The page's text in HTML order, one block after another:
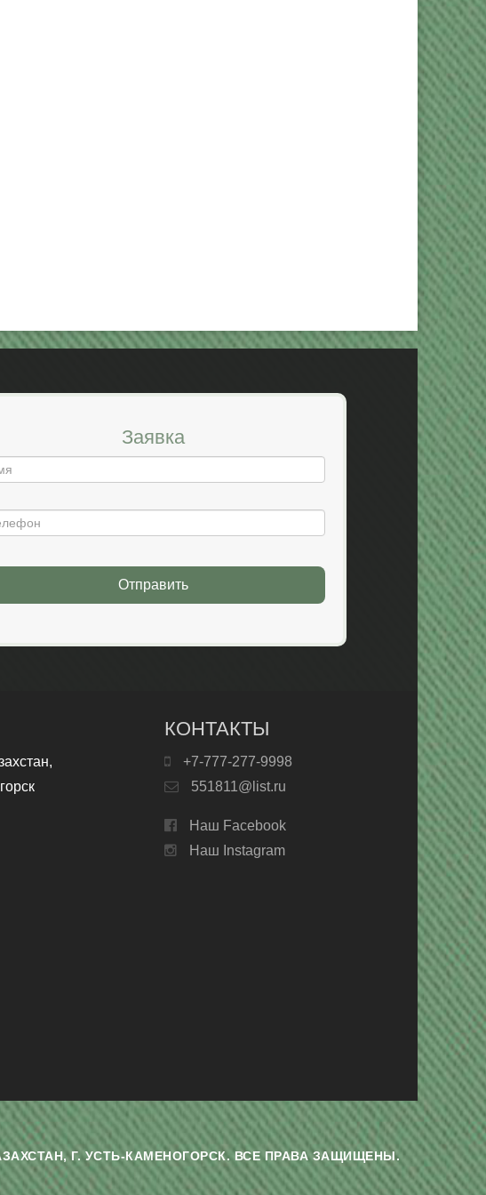
Заявка
Отправить
КОНТАКТЫ
+7-777-277-9998
551811@list.ru
Наш Facebook
Наш Instagram
Г. УСТЬ-КАМЕНОГОРСК. ВСЕ ПРАВА ЗАЩИЩЕНЫ.